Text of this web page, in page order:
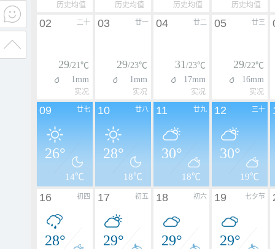
历史均值 历史均值 历史均值 历史均值
二十
02
29/21℃
1mm
实况
廿一
03
29/23℃
1mm
实况
廿二
04
31/23℃
17mm
实况
廿三
05
29/22℃
16mm
实况
廿七
09
26°
14℃
廿八
10
28°
18℃
廿九
11
30°
18℃
三十
12
30°
19℃
初四
16
28°
初五
17
29°
初六
18
29°
七夕节
19
29°